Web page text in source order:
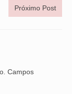
Próximo Post
Campos